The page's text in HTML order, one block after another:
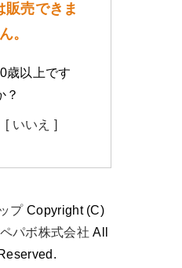
販売できま
。
歳以上です
？
[ いいえ ]
プCopyright (C)
パボ株式会社 All